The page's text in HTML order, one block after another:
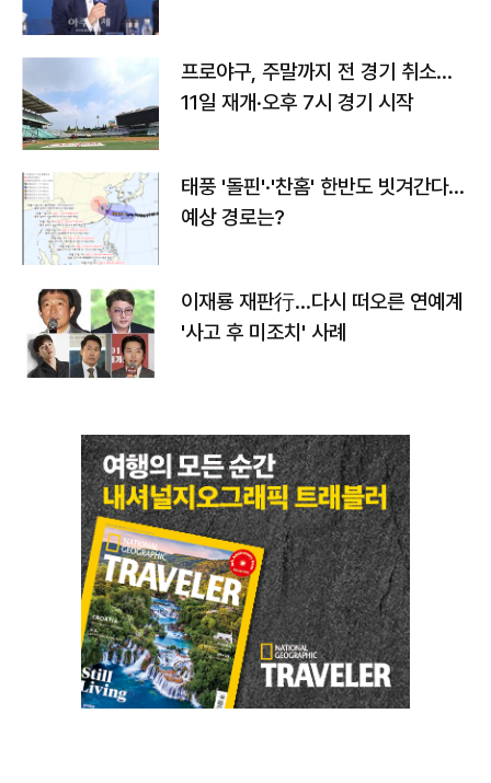
프로야구, 주말까지 전 경기 취소…
11일 재개·오후 7시 경기 시작
태풍 '돌핀'·'찬홈' 한반도 빗겨간다…
예상 경로는?
이재룡 재판行…다시 떠오른 연예계
'사고 후 미조치' 사례